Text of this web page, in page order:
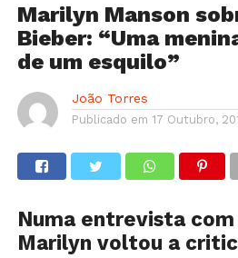
Marilyn Manson
Bieber: “Uma
de um esquilo”
João Torres
Publicado em 17 Outubro,
Numa entrevista com
Marilyn voltou a